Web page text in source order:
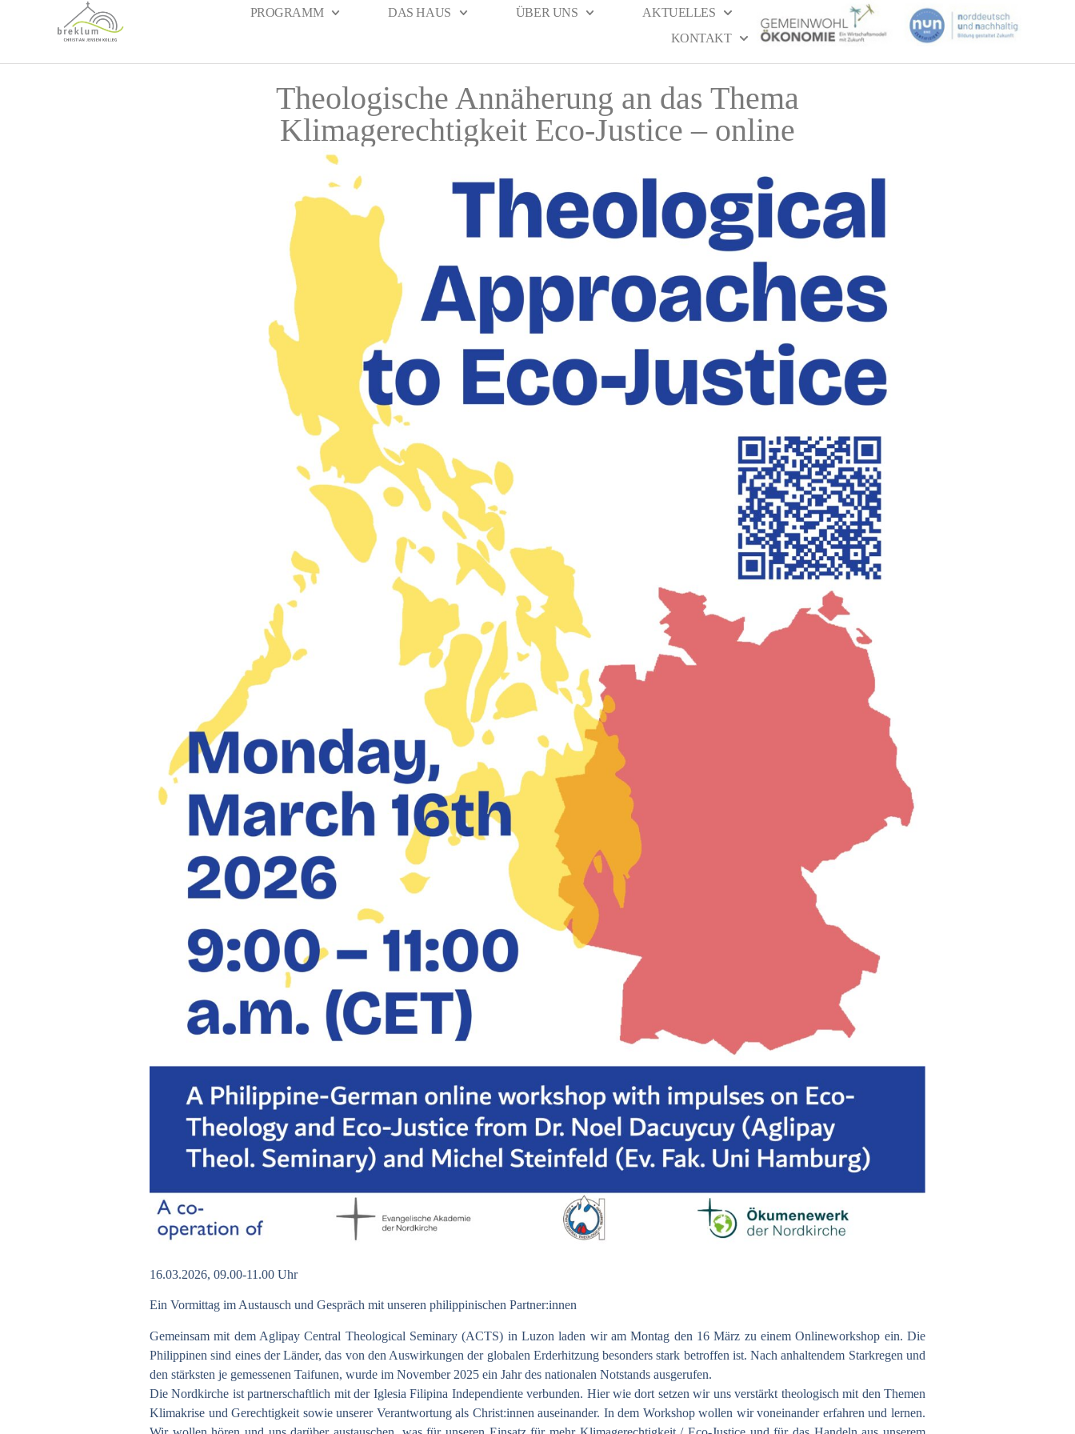
PROGRAMM DAS HAUS ÜBER UNS
AKTUELLES
KONTAKT
Theologische Annäherung an das Thema
Klimagerechtigkeit Eco-Justice – online
16.03.2026, 09.00-11.00 Uhr
Ein Vormittag im Austausch und Gespräch mit unseren philippinischen Partner:innen
Gemeinsam mit dem Aglipay Central Theological Seminary (ACTS) in Luzon laden wir am Montag den 16 März zu einem Onlineworkshop ein. Die
Philippinen sind eines der Länder, das von den Auswirkungen der globalen Erderhitzung besonders stark betroffen ist. Nach anhaltendem Starkregen und
den stärksten je gemessenen Taifunen, wurde im November 2025 ein Jahr des nationalen Notstands ausgerufen.
Die Nordkirche ist partnerschaftlich mit der Iglesia Filipina Independiente verbunden. Hier wie dort setzen wir uns verstärkt theologisch mit den Themen
Klimakrise und Gerechtigkeit sowie unserer Verantwortung als Christ:innen auseinander. In dem Workshop wollen wir voneinander erfahren und lernen.